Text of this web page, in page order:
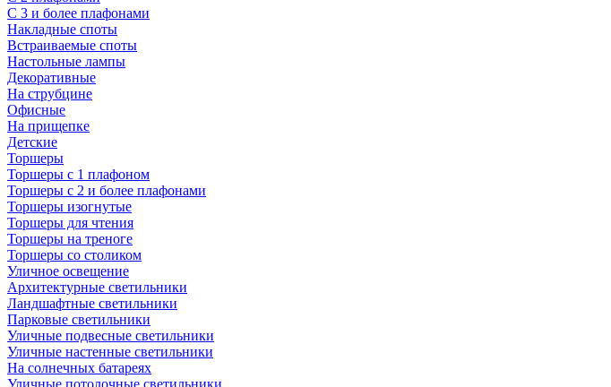
С 3 и более плафонами
Накладные споты
Встраиваемые споты
Настольные лампы
Декоративные
На струбцине
Офисные
На прищепке
Детские
Торшеры
Торшеры с 1 плафоном
Торшеры с 2 и более плафонами
Торшеры изогнутые
Торшеры для чтения
Торшеры на треноге
Торшеры со столиком
Уличное освещение
Архитектурные светильники
Ландшафтные светильники
Парковые светильники
Уличные подвесные светильники
Уличные настенные светильники
На солнечных батареях
Уличные потолочные светильники